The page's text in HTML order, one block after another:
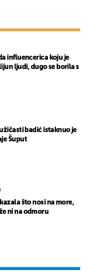
influencerica koju je
ljudi, dugo se borila s
badić istaknuo je
Šuput
što nosi na more,
ni na odmoru